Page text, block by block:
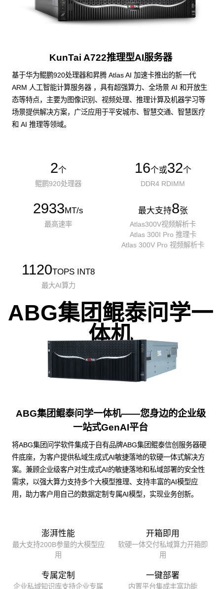
KunTai A722推理型AI服务器
基于华为鲲鹏920处理器和昇腾 Atlas AI 加速卡推出的新一代
ARM 人工智能计算服务器 ，具有超强算力、全场景 AI 和开放生
态等特点，主要为图像识别、视频处理、推理计算及机器学习等
场景提供解决方案，广泛应用于平安城市、智慧交通、智慧医疗
和 AI 推理等领域。
2个
鲲鹏920处理器
16个或32个
DDR4 RDIMM
2933MT/s
最高速率
最大支持8张
Atlas300V视频解析卡
Atlas 300I Pro 推理卡
Atlas 300V Pro 视频解析卡
1120TOPS INT8
最大AI算力
ABG集团鲲泰问学一
体机
ABG集团鲲泰问学一体机——您身边的企业级
一站式GenAI平台
将ABG集团问学软件集成于自有品牌ABG集团鲲泰信创服务器硬
件底座，为客户提供私域生成式AI敏捷落地的软硬一体式解决方
案。兼顾企业级客户对生成式AI的敏捷落地和私域部署的安全性
需求，以强大算力支持多个大模型推理、支持丰富的AI模型应
用，助力客户用自己的数据定制专属AI模型，实现业务创新。
澎湃性能
最大支持200B参量的大模型应
用
开箱即用
软硬一体交付私域算力开箱即
用
专属定制
企业私域知识库支持企业专属
一键部署
内置平台集成丰富功能